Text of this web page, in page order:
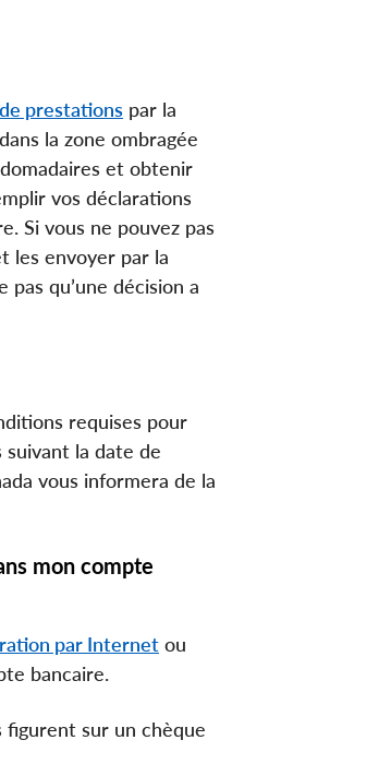
prestations par la
la zone ombragée
et obtenir
vos déclarations
Si vous ne pouvez pas
les envoyer par la
qu’une décision a
requises pour
la date de
vous informera de la
mon compte
par Internet ou
bancaire.
figurent sur un chèque